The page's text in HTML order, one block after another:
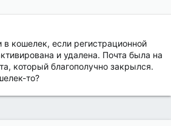
в кошелек, если регистрационной
и удалена. Почта была на
который благополучно закрылся.
то?